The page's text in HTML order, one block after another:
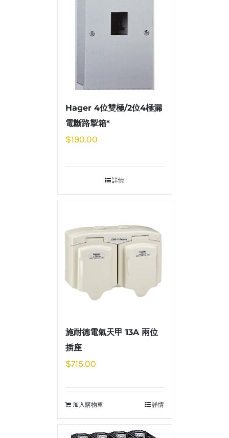
Hager 4位雙極/2位4極漏
電斷路掣箱*
$190.00
詳情
施耐德電氣天甲 13A 兩位
插座
$715.00
加入購物車 詳情